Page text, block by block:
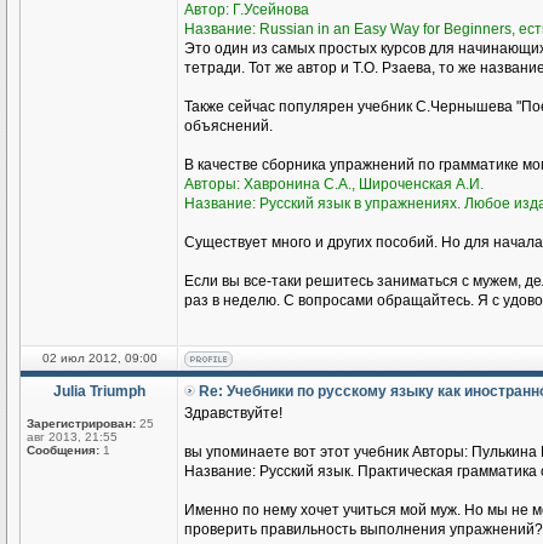
Автор: Г.Усейнова
Название: Russian in an Easy Way for Beginners,
Это один из самых простых курсов для
тетради. Тот же автор и Т.О. Рзаева, то же
Также сейчас популярен учебник С.Чернышева
объяснений.
В качестве сборника упражнений по грамматике
Авторы: Хавронина С.А., Широченская А.И.
Название: Русский язык в упражнениях. Любое
Существует много и других пособий. Но для
Если вы все-таки решитесь заниматься с мужем,
раз в неделю. С вопросами обращайтесь. Я с
02 июл 2012, 09:00
Julia Triumph
Зарегистрирован: 25
авг 2013, 21:55
Сообщения: 1
Re: Учебники по русскому языку как
Здравствуйте!
вы упоминаете вот этот учебник Авторы:
Название: Русский язык. Практическая
Именно по нему хочет учиться мой муж. Но мы не
проверить правильность выполнения упражнений?